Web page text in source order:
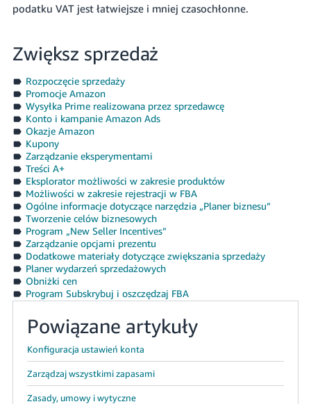
podatku VAT jest łatwiejsze i mniej czasochłonne.
Zwiększ sprzedaż
Rozpoczęcie sprzedaży
Promocje Amazon
Wysyłka Prime realizowana przez sprzedawcę
Konto i kampanie Amazon Ads
Okazje Amazon
Kupony
Zarządzanie eksperymentami
Treści A+
Eksplorator możliwości w zakresie produktów
Możliwości w zakresie rejestracji w FBA
Ogólne informacje dotyczące narzędzia „Planer biznesu”
Tworzenie celów biznesowych
Program „New Seller Incentives”
Zarządzanie opcjami prezentu
Dodatkowe materiały dotyczące zwiększania sprzedaży
Planer wydarzeń sprzedażowych
Obniżki cen
Program Subskrybuj i oszczędzaj FBA
Powiązane artykuły
Konfiguracja ustawień konta
Zarządzaj wszystkimi zapasami
Zasady, umowy i wytyczne